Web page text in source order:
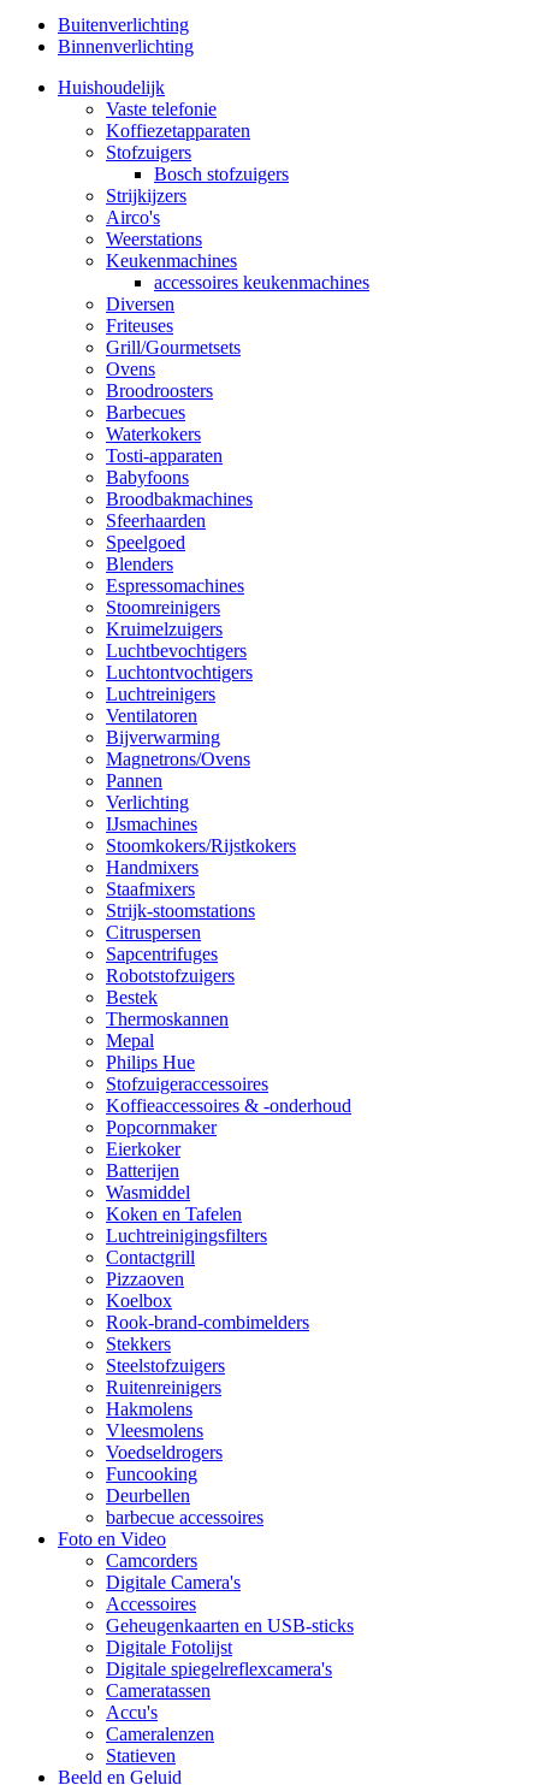
Buitenverlichting
Binnenverlichting
Huishoudelijk
Vaste telefonie
Koffiezetapparaten
Stofzuigers
Bosch stofzuigers
Strijkijzers
Airco's
Weerstations
Keukenmachines
accessoires keukenmachines
Diversen
Friteuses
Grill/Gourmetsets
Ovens
Broodroosters
Barbecues
Waterkokers
Tosti-apparaten
Babyfoons
Broodbakmachines
Sfeerhaarden
Speelgoed
Blenders
Espressomachines
Stoomreinigers
Kruimelzuigers
Luchtbevochtigers
Luchtontvochtigers
Luchtreinigers
Ventilatoren
Bijverwarming
Magnetrons/Ovens
Pannen
Verlichting
IJsmachines
Stoomkokers/Rijstkokers
Handmixers
Staafmixers
Strijk-stoomstations
Citruspersen
Sapcentrifuges
Robotstofzuigers
Bestek
Thermoskannen
Mepal
Philips Hue
Stofzuigeraccessoires
Koffieaccessoires & -onderhoud
Popcornmaker
Eierkoker
Batterijen
Wasmiddel
Koken en Tafelen
Luchtreinigingsfilters
Contactgrill
Pizzaoven
Koelbox
Rook-brand-combimelders
Stekkers
Steelstofzuigers
Ruitenreinigers
Hakmolens
Vleesmolens
Voedseldrogers
Funcooking
Deurbellen
barbecue accessoires
Foto en Video
Camcorders
Digitale Camera's
Accessoires
Geheugenkaarten en USB-sticks
Digitale Fotolijst
Digitale spiegelreflexcamera's
Cameratassen
Accu's
Cameralenzen
Statieven
Beeld en Geluid